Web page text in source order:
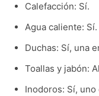
Calefacción: Sí.
Agua caliente: Sí.
Duchas: Sí, una
Toallas y jabón:
Inodoros: Sí, uno